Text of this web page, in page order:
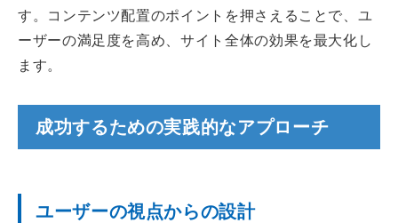
す。コンテンツ配置のポイントを押さえることで、ユ
ーザーの満足度を高め、サイト全体の効果を最大化し
ます。
成功するための実践的なアプローチ
ユーザーの視点からの設計